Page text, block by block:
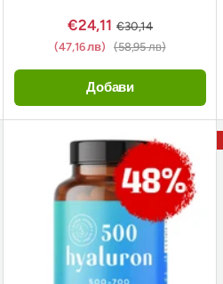
€24,11 €30,14
(47,16 лв) (58,95 лв)
Добави